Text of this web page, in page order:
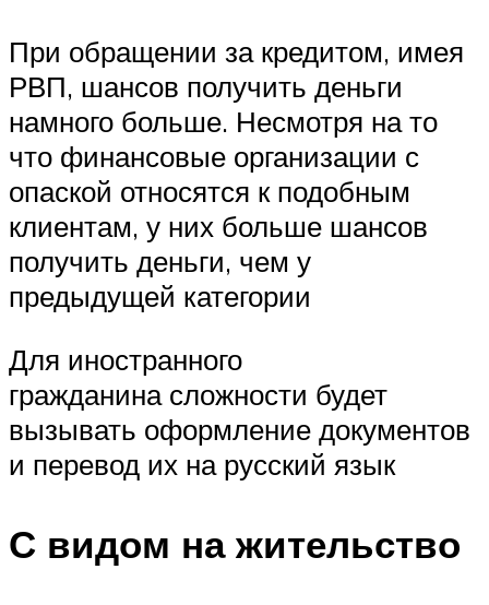
При обращении за кредитом, имея
РВП, шансов получить деньги
намного больше. Несмотря на то
что финансовые организации с
опаской относятся к подобным
клиентам, у них больше шансов
получить деньги, чем у
предыдущей категории
Для иностранного
гражданина сложности будет
вызывать оформление документов
и перевод их на русский язык
С видом на жительство